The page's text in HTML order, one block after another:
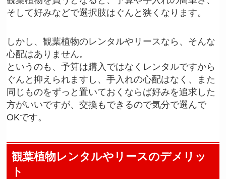
そして好みなどで選択肢はぐんと狭くなります。
しかし、観葉植物のレンタルやリースなら、そんな
心配はありません。
というのも、予算は購入ではなくレンタルですから
ぐんと抑えられますし、手入れの心配はなく、また
同じものをずっと置いておくならば好みを追求した
方がいいですが、交換もできるので気分で選んで
OKです。
観葉植物レンタルやリースのデメリッ
ト